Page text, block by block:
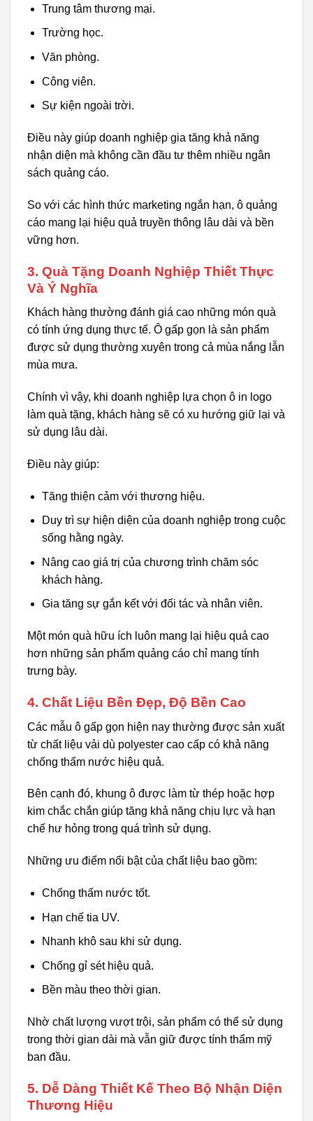
Trung tâm thương mại.
Trường học.
Văn phòng.
Công viên.
Sự kiện ngoài trời.
Điều này giúp doanh nghiệp gia tăng khả năng
nhận diện mà không cần đầu tư thêm nhiều ngân
sách quảng cáo.
So với các hình thức marketing ngắn hạn, ô quảng
cáo mang lại hiệu quả truyền thông lâu dài và bền
vững hơn.
3. Quà Tặng Doanh Nghiệp Thiết Thực
Và Ý Nghĩa
Khách hàng thường đánh giá cao những món quà
có tính ứng dụng thực tế. Ô gấp gọn là sản phẩm
được sử dụng thường xuyên trong cả mùa nắng lẫn
mùa mưa.
Chính vì vậy, khi doanh nghiệp lựa chọn ô in logo
làm quà tặng, khách hàng sẽ có xu hướng giữ lại và
sử dụng lâu dài.
Điều này giúp:
Tăng thiện cảm với thương hiệu.
Duy trì sự hiện diện của doanh nghiệp trong cuộc
sống hằng ngày.
Nâng cao giá trị của chương trình chăm sóc
khách hàng.
Gia tăng sự gắn kết với đối tác và nhân viên.
Một món quà hữu ích luôn mang lại hiệu quả cao
hơn những sản phẩm quảng cáo chỉ mang tính
trưng bày.
4. Chất Liệu Bền Đẹp, Độ Bền Cao
Các mẫu ô gấp gọn hiện nay thường được sản xuất
từ chất liệu vải dù polyester cao cấp có khả năng
chống thấm nước hiệu quả.
Bên cạnh đó, khung ô được làm từ thép hoặc hợp
kim chắc chắn giúp tăng khả năng chịu lực và hạn
chế hư hỏng trong quá trình sử dụng.
Những ưu điểm nổi bật của chất liệu bao gồm:
Chống thấm nước tốt.
Hạn chế tia UV.
Nhanh khô sau khi sử dụng.
Chống gỉ sét hiệu quả.
Bền màu theo thời gian.
Nhờ chất lượng vượt trội, sản phẩm có thể sử dụng
trong thời gian dài mà vẫn giữ được tính thẩm mỹ
ban đầu.
5. Dễ Dàng Thiết Kế Theo Bộ Nhận Diện
Thương Hiệu